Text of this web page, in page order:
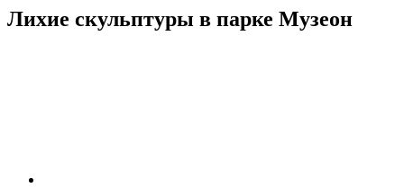
Лихие скульптуры в парке Музеон